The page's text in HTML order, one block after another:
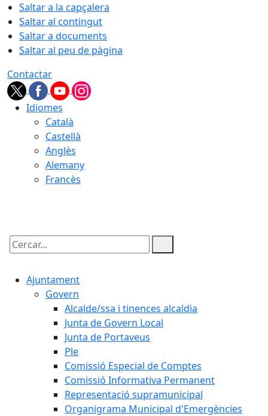
Saltar a la capçalera
Saltar al contingut
Saltar a documents
Saltar al peu de pàgina
Contactar
Idiomes
Català
Castellà
Anglès
Alemany
Francès
Cercar:
Ajuntament
Govern
Alcalde/ssa i tinences alcaldia
Junta de Govern Local
Junta de Portaveus
Ple
Comissió Especial de Comptes
Comissió Informativa Permanent
Representació supramunicipal
Organigrama Municipal d'Emergències